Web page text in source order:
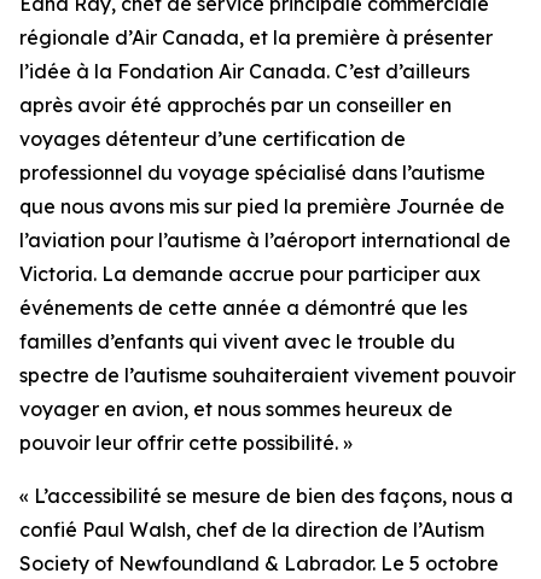
régionale d’Air Canada, et la première à présenter
l’idée à la Fondation Air Canada. C’est d’ailleurs
après avoir été approchés par un conseiller en
voyages détenteur d’une certification de
professionnel du voyage spécialisé dans l’autisme
que nous avons mis sur pied la première Journée de
l’aviation pour l’autisme à l’aéroport international de
Victoria. La demande accrue pour participer aux
événements de cette année a démontré que les
familles d’enfants qui vivent avec le trouble du
spectre de l’autisme souhaiteraient vivement pouvoir
voyager en avion, et nous sommes heureux de
pouvoir leur offrir cette possibilité. »
« L’accessibilité se mesure de bien des façons, nous a
confié Paul Walsh, chef de la direction de l’Autism
Society of Newfoundland & Labrador. Le 5 octobre